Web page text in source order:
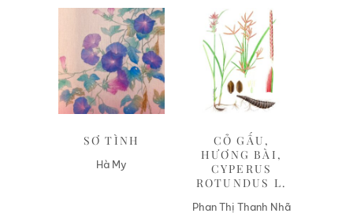
Liên hệ
SƠ TÌNH
Hà My
Liên hệ
CỎ GẤU,
HƯƠNG BÀI,
CYPERUS
ROTUNDUS L.
Phan Thị Thanh Nhã